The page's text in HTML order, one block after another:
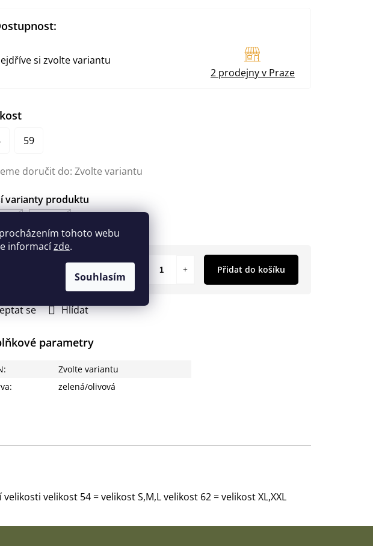
tohoto webu
informacízde.
Souhlasím
59
doručit do: Zvolte variantu
se Hlídat
parametry
:
Zvolte variantu
: zelená/olivová
Přidat do košíku
si zvolte variantu
2 prodejny v Praze
velikost 54 = velikost S,M,L velikost 62 = velikost XL,XXL